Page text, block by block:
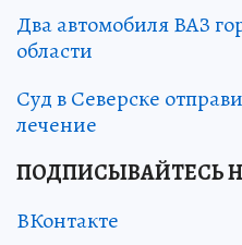
Два автомобиля ВАЗ
области
Суд в Северске
лечение
ПОДПИСЫВАЙТЕСЬ
ВКонтакте